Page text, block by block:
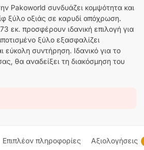
Pakoworld συνδυάζει κομψότητα και
ξύλο οξιάς σε καρυδί απόχρωση.
εκ. προσφέρουν ιδανική επιλογή για
ξύλο εξασφαλίζει
εύκολη συντήρηση. Ιδανικό για το
θα αναδείξει τη διακόσμηση του
Επιπλέον πληροφορίες Αξιολογήσεις